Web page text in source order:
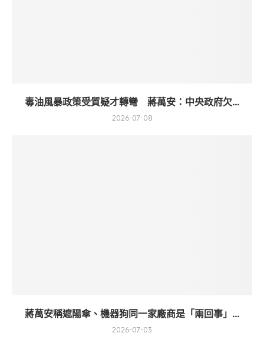
毒油風暴政策受質疑才轉彎 蔣萬安：中央政府欠...
2026-07-08
蔣萬安稱遮陽傘、機器狗同一家廠商是「兩回事」...
2026-07-03